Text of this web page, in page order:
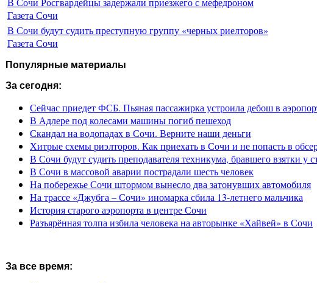
Газета Сочи
В Сочи будут судить преступную группу «черных риелторов»
Газета Сочи
Популярные материалы
За сегодня:
Сейчас приедет ФСБ. Пьяная пассажирка устроила дебош в
В Адлере под колесами машины погиб пешеход
Скандал на водопадах в Сочи. Верните наши деньги
Хитрые схемы риэлторов. Как приехать в Сочи и не попасть в
В Сочи будут судить преподавателя техникума, бравшего взятки у
В Сочи в массовой аварии пострадали шесть человек
На побережье Сочи штормом вынесло два затонувших автомобиля
На трассе «Джубга – Сочи» иномарка сбила 13-летнего мальчика
История старого аэропорта в центре Сочи
Разъярённая толпа избила человека на авторынке «Хайвей» в Сочи
За все время: